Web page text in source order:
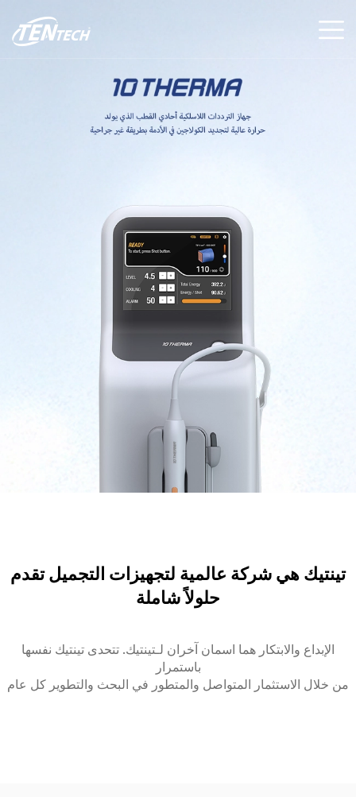
تينتيك هي شركة عالمية لتجهيزات التجميل تقدم
حلولاً شاملة
الإبداع والابتكار هما اسمان آخران لـتينتيك. تتحدى تينتيك نفسها
باستمرار
من خلال الاستثمار المتواصل والمتطور في البحث والتطوير كل عام